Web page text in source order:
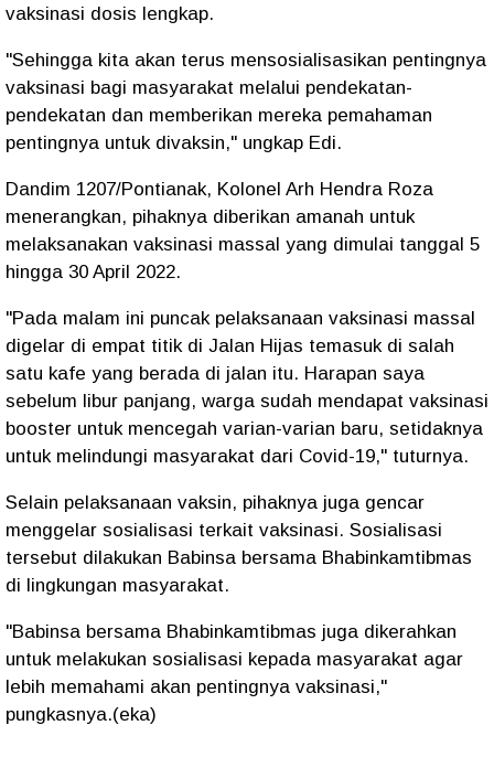
vaksinasi dosis lengkap.
"Sehingga kita akan terus mensosialisasikan pentingnya
vaksinasi bagi masyarakat melalui pendekatan-
pendekatan dan memberikan mereka pemahaman
pentingnya untuk divaksin," ungkap Edi.
Dandim 1207/Pontianak, Kolonel Arh Hendra Roza
menerangkan, pihaknya diberikan amanah untuk
melaksanakan vaksinasi massal yang dimulai tanggal 5
hingga 30 April 2022.
"Pada malam ini puncak pelaksanaan vaksinasi massal
digelar di empat titik di Jalan Hijas temasuk di salah
satu kafe yang berada di jalan itu. Harapan saya
sebelum libur panjang, warga sudah mendapat vaksinasi
booster untuk mencegah varian-varian baru, setidaknya
untuk melindungi masyarakat dari Covid-19," tuturnya.
Selain pelaksanaan vaksin, pihaknya juga gencar
menggelar sosialisasi terkait vaksinasi. Sosialisasi
tersebut dilakukan Babinsa bersama Bhabinkamtibmas
di lingkungan masyarakat.
"Babinsa bersama Bhabinkamtibmas juga dikerahkan
untuk melakukan sosialisasi kepada masyarakat agar
lebih memahami akan pentingnya vaksinasi,"
pungkasnya.(eka)